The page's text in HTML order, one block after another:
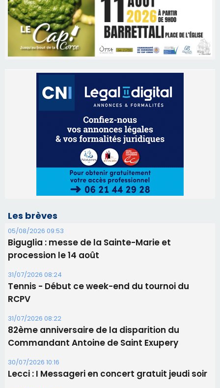
Les brèves
05/08/2026 09:53
Biguglia : messe de la Sainte-Marie et
procession le 14 août
31/07/2026 08:24
Tennis - Début ce week-end du tournoi du
RCPV
31/07/2026 08:22
82ème anniversaire de la disparition du
Commandant Antoine de Saint Exupery
30/07/2026 10:16
Lecci : I Messageri en concert gratuit jeudi soir